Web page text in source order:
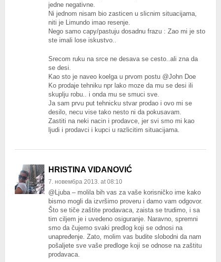
jedne negativne.
Ni jednom nisam bio zasticen u slicnim situacijama,
niti je Limundo imao resenje.
Nego samo capy/pastuju dosadnu frazu : Zao mi je sto
ste imali lose iskustvo..
Srecom ruku na srce ne desava se cesto..ali zna da
se desi.
Kao sto je naveo koelga u prvom postu @John Doe
Ko prodaje tehniku npr lako moze da mu se desi ili
skuplju robu.. i onda mu se smuci sve.
Ja sam prvu put tehnicku stvar prodao i ovo mi se
desilo, necu vise tako nesto ni da pokusavam.
Zastiti na neki nacin i prodavce, jer svi smo mi kao
ljudi i prodavci i kupci u razlicitim situacijama.
HRISTINA VIDANOVIĆ
7. новембра 2013. at 08:10
@Ljuba – molila bih vas za vaše korisničko ime kako
bismo mogli da izvršimo proveru i damo vam odgovor.
Što se tiče zaštite prodavaca, zaista se trudimo, i sa
tim ciljem je i uvedeno osiguranje. Naravno, spremni
smo da čujemo svaki predlog koji se odnosi na
unapređenje. Zato, molim vas budite slobodni da nam
pošaljete sve vaše predloge koji se odnose na zaštitu
prodavaca.